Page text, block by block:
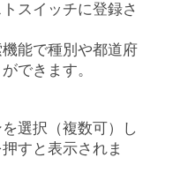
スイッチに登録さ
能で種別や都道府
できます。
選択（複数可）し
すと表示されま